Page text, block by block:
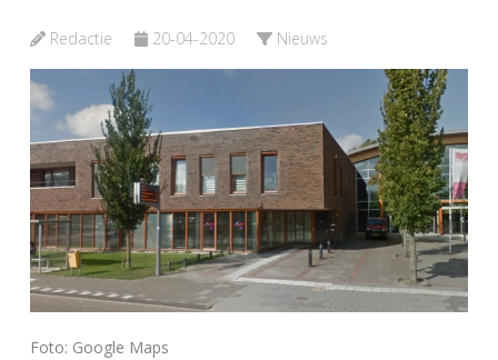
Redactie 20-04-2020 Nieuws
Foto: Google Maps